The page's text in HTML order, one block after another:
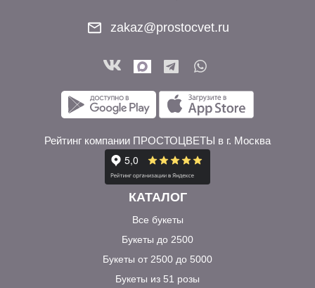
zakaz@prostocvet.ru
Рейтинг компании ПРОСТОЦВЕТЫ в г. Москва
КАТАЛОГ
Все букеты
Букеты до 2500
Букеты от 2500 до 5000
Букеты из 51 розы